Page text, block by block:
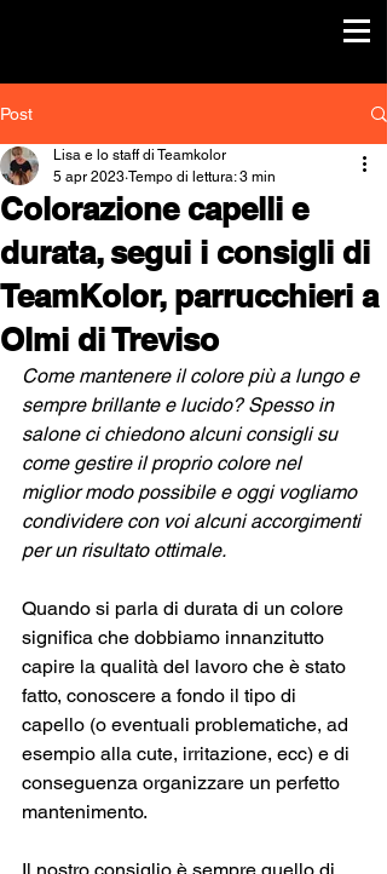
Post
Colorazione capelli e
durata, segui i consigli di
TeamKolor, parrucchieri a
Olmi di Treviso
Lisa e lo staff di Teamkolor
5 apr 2023 Tempo di lettura: 3 min
Come mantenere il colore più a lungo e
sempre brillante e lucido? Spesso in
salone ci chiedono alcuni consigli su
come gestire il proprio colore nel
miglior modo possibile e oggi vogliamo
condividere con voi alcuni accorgimenti
per un risultato ottimale.
Quando si parla di durata di un colore
significa che dobbiamo innanzitutto
capire la qualità del lavoro che è stato
fatto, conoscere a fondo il tipo di
capello (o eventuali problematiche, ad
esempio alla cute, irritazione, ecc) e di
conseguenza organizzare un perfetto
mantenimento.